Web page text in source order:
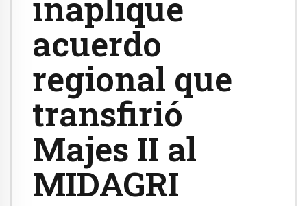
acuerdo
regional que
transfirió
Majes II al
MIDAGRI